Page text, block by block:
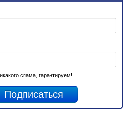
спама, гарантируем!